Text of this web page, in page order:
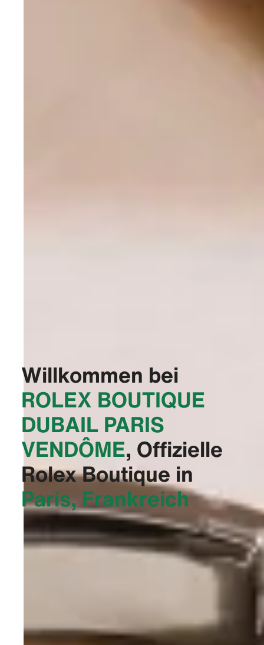
Willkommen bei
‭ROLEX BOUTIQUE
DUBAIL PARIS
VENDÔME‬, Offizielle
Rolex Boutique in
Paris, Frankreich